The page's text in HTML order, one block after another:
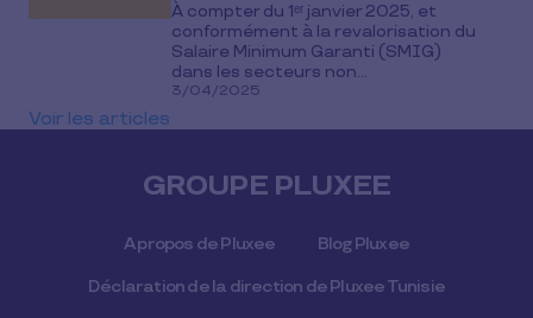
SMIG
À compter du 1ᵉʳ janvier 2025, et
conformément à la revalorisation du
Salaire Minimum Garanti (SMIG)
dans les secteurs non...
3/04/2025
Voir les articles
GROUPE PLUXEE
A propos de Pluxee Blog Pluxee
Déclaration de la direction de Pluxee Tunisie